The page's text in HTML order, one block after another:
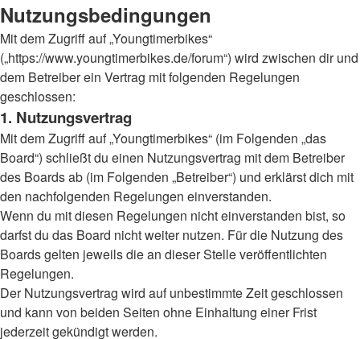
Nutzungsbedingungen
Mit dem Zugriff auf „Youngtimerbikes“
(„https://www.youngtimerbikes.de/forum“) wird zwischen dir und
dem Betreiber ein Vertrag mit folgenden Regelungen
geschlossen:
1. Nutzungsvertrag
Mit dem Zugriff auf „Youngtimerbikes“ (im Folgenden „das
Board“) schließt du einen Nutzungsvertrag mit dem Betreiber
des Boards ab (im Folgenden „Betreiber“) und erklärst dich mit
den nachfolgenden Regelungen einverstanden.
Wenn du mit diesen Regelungen nicht einverstanden bist, so
darfst du das Board nicht weiter nutzen. Für die Nutzung des
Boards gelten jeweils die an dieser Stelle veröffentlichten
Regelungen.
Der Nutzungsvertrag wird auf unbestimmte Zeit geschlossen
und kann von beiden Seiten ohne Einhaltung einer Frist
jederzeit gekündigt werden.